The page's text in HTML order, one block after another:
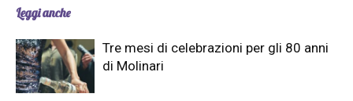
Leggi anche
Tre mesi di celebrazioni per gli 80 anni
di Molinari